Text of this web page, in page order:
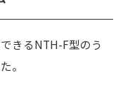
きるNTH-F型のう
。